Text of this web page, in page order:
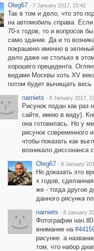
Oleg67 · 7 January 2017, 23:42
Так в том и дело, что это
на автомобиль справа.
70-х годов, то и вопросов
само здание. Да и то
покрашено именно в
дело даже не столько в
хорошего прецедента.
видами Москвы хоть XV
потом будет вычищать весь
narniets · 8 January 2017,
Рисунок подан как раз
сайте, имею в виду).
она готовилась. Но у
рисунок современного
чтобы показать как
возникало диссонанса
Oleg67 · 8 January
Но доказать это
х годов,
же - тогда другое
данного рисунка
narniets · 8 January
Фотографии
внимание на
рисунке. а
том, что набор